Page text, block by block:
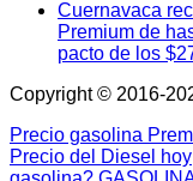
Cuernavaca
Premium de
pacto de los
Copyright © 2016-
Precio gasolina
Precio del Diesel hoy